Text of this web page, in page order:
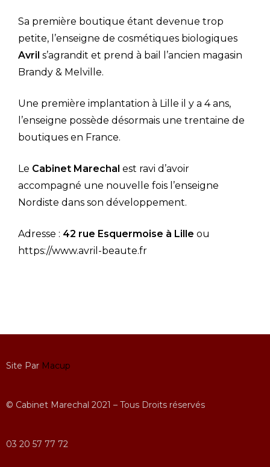
Sa première boutique étant devenue trop
petite, l’enseigne de cosmétiques biologiques
Avril s’agrandit et prend à bail l’ancien magasin
Brandy & Melville.
Une première implantation à Lille il y a 4 ans,
l’enseigne possède désormais une trentaine de
boutiques en France.
Le Cabinet Marechal est ravi d’avoir
accompagné une nouvelle fois l’enseigne
Nordiste dans son développement.
Adresse : 42 rue Esquermoise à Lille ou
https://www.avril-beaute.fr
Site Par Macup
© Cabinet Marechal 2021 – Tous Droits réservés
03 20 57 77 72